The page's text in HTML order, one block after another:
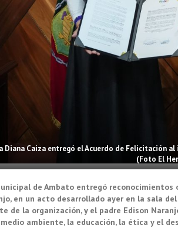
Diana Caiza entregó el Acuerdo de Felicitación
(Foto El
de Ambato entregó
en un acto desarrollado ayer en la sala
de la organización, y el padre Edison
ambiente, la educación, la ética y el